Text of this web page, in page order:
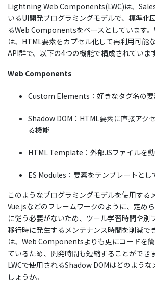
Lightning Web Components(LWC)は、
いるUI開発プログラミングモデルで、標準化
るWeb Componentsをベースとしています
は、HTML要素をカプセル化して再利用可能
API群で、以下の4つの機能で構成されています
Web Components
Custom Elements：好きなタグ名の
Shadow DOM：HTML要素に直接アク
る機能
HTML Template：外部JSファイルを
ES Modules：要素をテンプレートとし
このようなプログラミングモデルを使用する
Vue.jsなどのフレームワークのように、定め
に従う必要がないため、ツール学習時間や別
移行時に発生するメンテナンス時間を削減で
は、Web Componentsよりも更にコードを
ているため、開発時間も短縮することができ
LWCで使用されるShadow DOMはどのよう
しょうか。